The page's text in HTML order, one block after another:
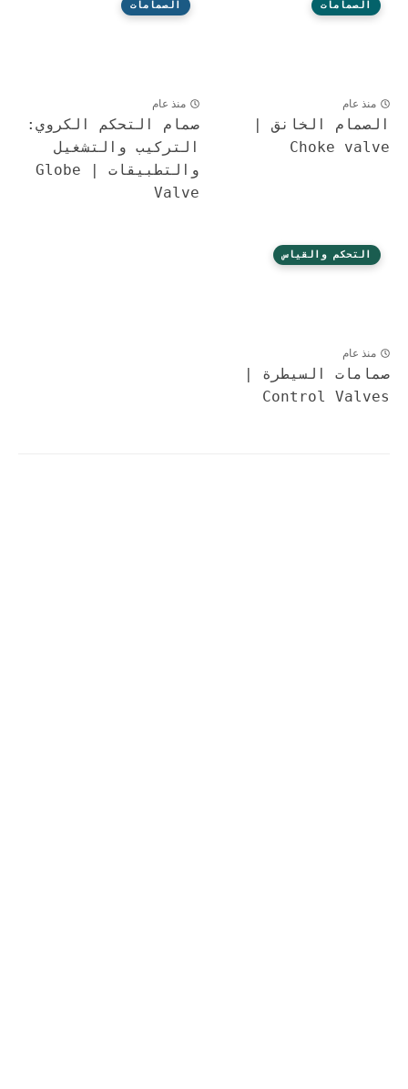
الصمامات
منذ عام
الصمام الخانق |
Choke valve
الصمامات
منذ عام
صمام التحكم الكروي:
التركيب والتشغيل
والتطبيقات | Globe
Valve
التحكم والقياس
منذ عام
صمامات السيطرة |
Control Valves